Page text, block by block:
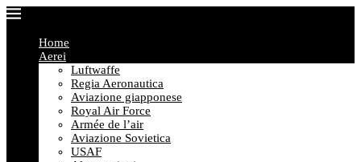
Home
Aerei
Luftwaffe
Regia Aeronautica
Aviazione giapponese
Royal Air Force
Armée de l’air
Aviazione Sovietica
USAF